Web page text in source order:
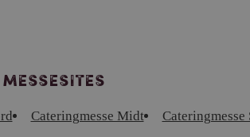
Cateringmesse Midt Cateringmesse